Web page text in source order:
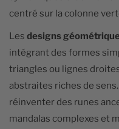
centré sur la colonne
Les designs
intégrant des formes
triangles ou lignes
abstraites riches de
réinventer des runes
mandalas complexes et